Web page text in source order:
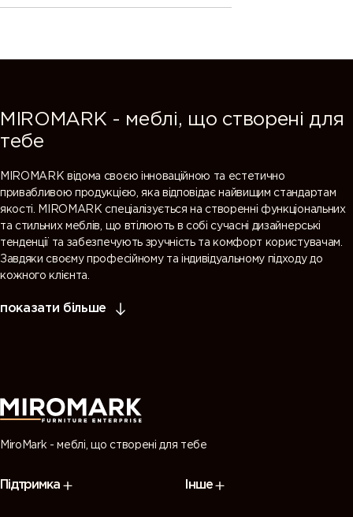
MIROMARK - меблі, що створені для
тебе
MIROMARK відома своєю інноваційною та естетично
привабливою продукцією, яка відповідає найвищим стандартам
якості. MIROMARK спеціалізується на створенні функціональних
та стильних меблів, що втілюють в собі сучасні дизайнерські
тенденції та забезпечують зручність та комфорт користувачам.
Завдяки своєму професійному та індивідуальному підходу до
кожного клієнта.
показати більше
MiroMark - меблі, що створені для тебе
Підтримка Інше